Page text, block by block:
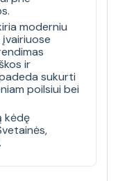
moderniu
ir
sukurti
poilsiui bei
kėdę
,
.